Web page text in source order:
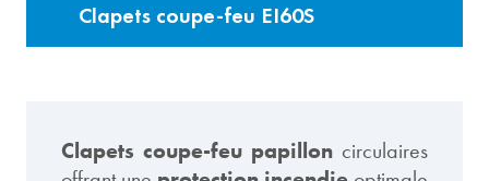
Clapets coupe-feu EI60S
Clapets coupe-feu papillon circulaires